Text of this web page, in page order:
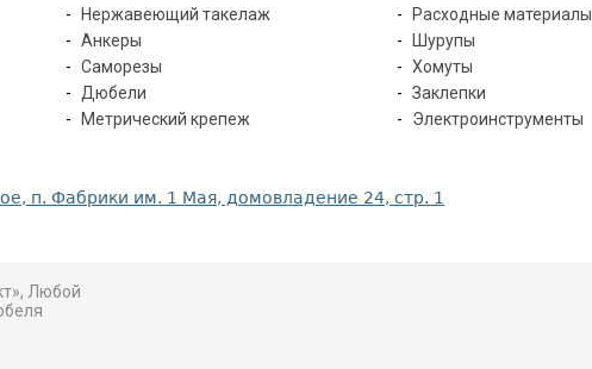
Нержавеющий такелаж
Анкеры
Саморезы
Дюбели
Метрический крепеж
Расходные материалы
Шурупы
Хомуты
Заклепки
Электроинструменты
п. Фабрики им. 1 Мая, домовладение 24, стр. 1
Любой